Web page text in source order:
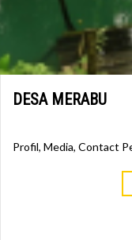
DESA MERABU
Profil, Media, Contact